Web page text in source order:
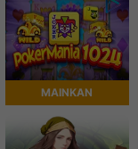
MAINKAN